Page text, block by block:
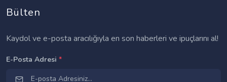
Bülten
Kaydol ve e-posta aracılığıyla en son haberleri ve ipuçlarını al!
E-Posta Adresi *